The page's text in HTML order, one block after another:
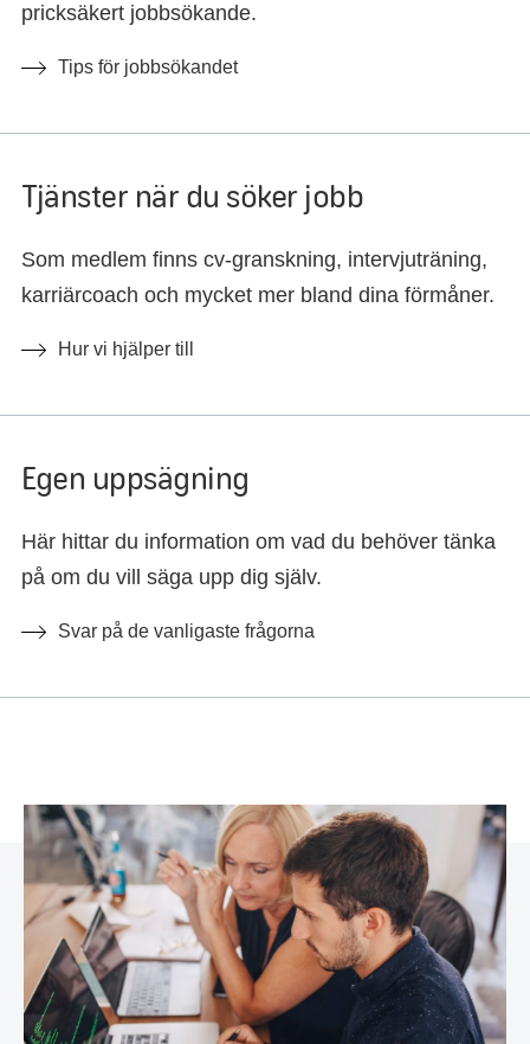
pricksäkert jobbsökande.
Tips för jobbsökandet
Tjänster när du söker jobb
Som medlem finns cv-granskning, intervjuträning,
karriärcoach och mycket mer bland dina förmåner.
Hur vi hjälper till
Egen uppsägning
Här hittar du information om vad du behöver tänka
på om du vill säga upp dig själv.
Svar på de vanligaste frågorna